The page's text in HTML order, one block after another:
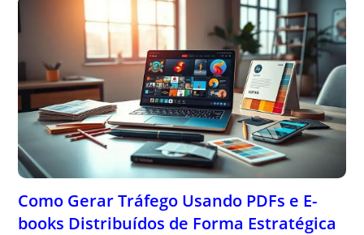
Como Gerar Tráfego Usando PDFs e E-
books Distribuídos de Forma Estratégica